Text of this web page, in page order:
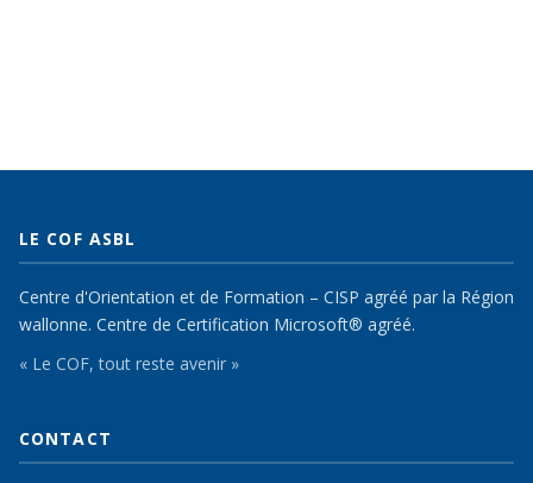
LE COF ASBL
Centre d'Orientation et de Formation – CISP agréé par la Région
wallonne. Centre de Certification Microsoft® agréé.
« Le COF, tout reste avenir »
CONTACT